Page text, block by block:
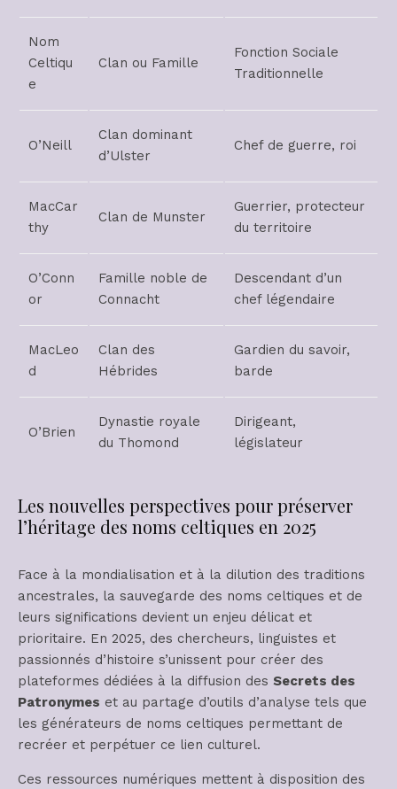
Nom
Celtiqu
e
Clan ou Famille
Fonction Sociale
Traditionnelle
O’Neill
Clan dominant
d’Ulster
Chef de guerre, roi
MacCar
thy
Clan de Munster
Guerrier, protecteur
du territoire
O’Conn
or
Famille noble de
Connacht
Descendant d’un
chef légendaire
MacLeo
d
Clan des
Hébrides
Gardien du savoir,
barde
O’Brien
Dynastie royale
du Thomond
Dirigeant,
législateur
Les nouvelles perspectives pour préserver
l’héritage des noms celtiques en 2025
Face à la mondialisation et à la dilution des traditions
ancestrales, la sauvegarde des noms celtiques et de
leurs significations devient un enjeu délicat et
prioritaire. En 2025, des chercheurs, linguistes et
passionnés d’histoire s’unissent pour créer des
plateformes dédiées à la diffusion des Secrets des
Patronymes et au partage d’outils d’analyse tels que
les générateurs de noms celtiques permettant de
recréer et perpétuer ce lien culturel.
Ces ressources numériques mettent à disposition des